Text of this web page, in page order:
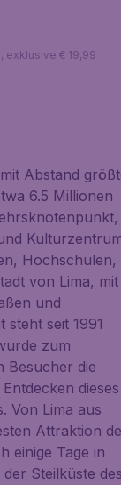
exklusive € 19,99
Abstand
6.5 Millionen
Hochschulen,
von Lima, mit
und
steht seit 1991
zum
Besucher die
dieses
Von Lima aus
Attraktion
einige Tage in
Steilküste